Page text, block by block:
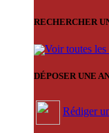
RECHERCHER
Voir toutes les
DÉPOSER UNE
Rédiger